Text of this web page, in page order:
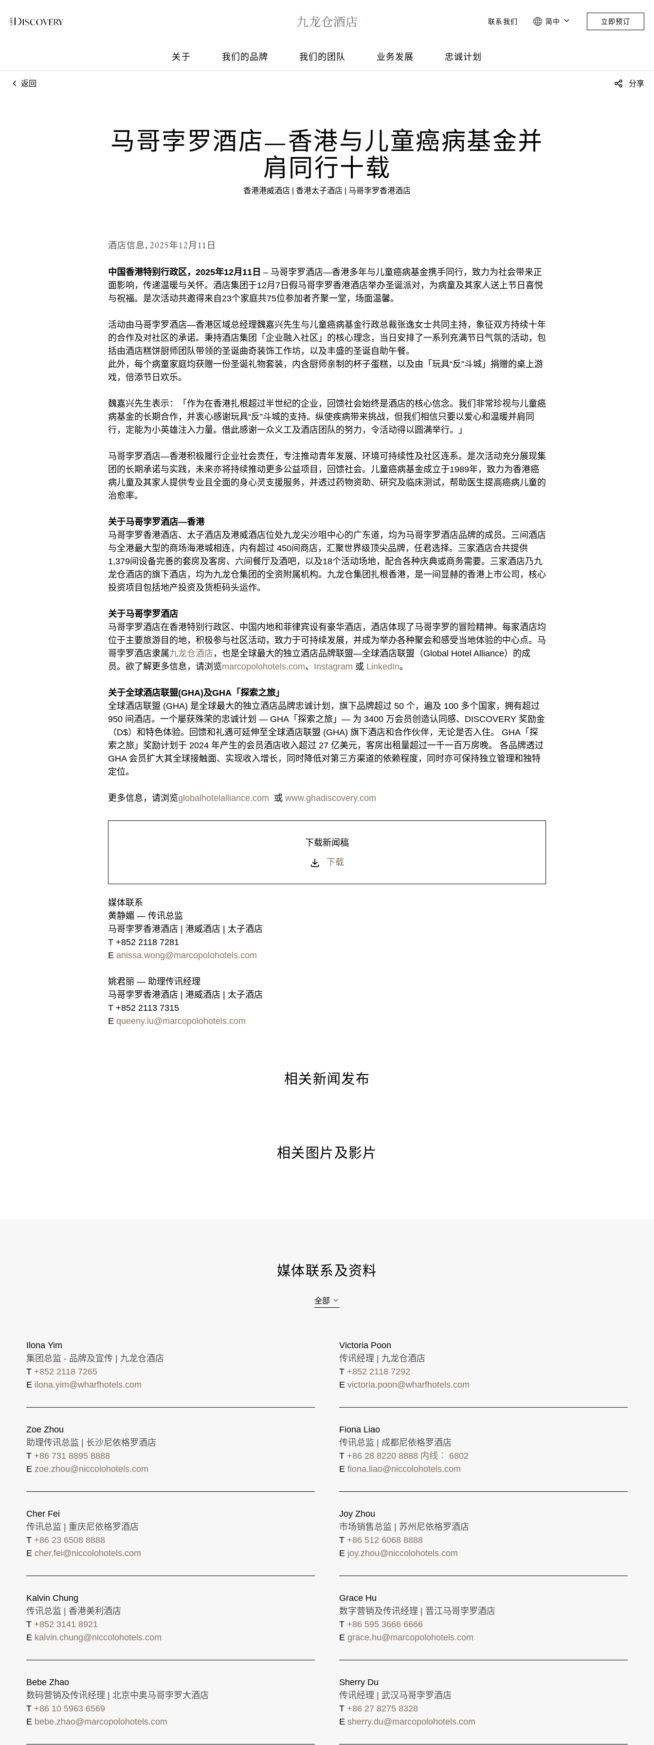
联系我们 简中 立即预订
关于 我们的品牌 我们的团队 业务发展 忠诚计划
返回 分享
马哥孛罗酒店—香港与儿童癌病基金并
肩同行十载
香港港威酒店 | 香港太子酒店 | 马哥孛罗香港酒店
酒店信息,2025年12月11日
中国香港特别行政区，2025年12月11日 – 马哥孛罗酒店—香港多年与儿童癌病基金携手同行，致力为社会带来正
面影响，传递温暖与关怀。酒店集团于12月7日假马哥孛罗香港酒店举办圣诞派对，为病童及其家人送上节日喜悦
与祝福。是次活动共邀得来自23个家庭共75位参加者齐聚一堂，场面温馨。
活动由马哥孛罗酒店—香港区域总经理魏嘉兴先生与儿童癌病基金行政总裁张逸女士共同主持，象征双方持续十年
的合作及对社区的承诺。秉持酒店集团「企业融入社区」的核心理念，当日安排了一系列充满节日气氛的活动，包
括由酒店糕饼厨师团队带领的圣诞曲奇装饰工作坊，以及丰盛的圣诞自助午餐。
此外，每个病童家庭均获赠一份圣诞礼物套装，内含厨师亲制的杯子蛋糕，以及由「玩具“反”斗城」捐赠的桌上游
戏，倍添节日欢乐。
魏嘉兴先生表示：「作为在香港扎根超过半世纪的企业，回馈社会始终是酒店的核心信念。我们非常珍视与儿童癌
病基金的长期合作，并衷心感谢玩具“反”斗城的支持。纵使疾病带来挑战，但我们相信只要以爱心和温暖并肩同
行，定能为小英雄注入力量。借此感谢一众义工及酒店团队的努力，令活动得以圆满举行。」
马哥孛罗酒店—香港积极履行企业社会责任，专注推动青年发展、环境可持续性及社区连系。是次活动充分展现集
团的长期承诺与实践，未来亦将持续推动更多公益项目，回馈社会。儿童癌病基金成立于1989年，致力为香港癌
病儿童及其家人提供专业且全面的身心灵支援服务，并透过药物资助、研究及临床测试，帮助医生提高癌病儿童的
治愈率。
关于马哥孛罗酒店—香港
马哥孛罗香港酒店、太子酒店及港威酒店位处九龙尖沙咀中心的广东道，均为马哥孛罗酒店品牌的成员。三间酒店
与全港最大型的商场海港城相连，内有超过 450间商店，汇聚世界级顶尖品牌，任君选择。三家酒店合共提供
1,379间设备完善的套房及客房、六间餐厅及酒吧，以及18个活动场地，配合各种庆典或商务需要。三家酒店乃九
龙仓酒店的旗下酒店，均为九龙仓集团的全资附属机构。九龙仓集团扎根香港，是一间显赫的香港上巿公司，核心
投资项目包括地产投资及货柜码头运作。
关于马哥孛罗酒店
马哥孛罗酒店在香港特别行政区、中国内地和菲律宾设有豪华酒店，酒店体现了马哥孛罗的冒险精神。每家酒店均
位于主要旅游目的地，积极参与社区活动，致力于可持续发展，并成为举办各种聚会和感受当地体验的中心点。马
哥孛罗酒店隶属九龙仓酒店 ，也是全球最大的独立酒店品牌联盟—全球酒店联盟（Global Hotel Alliance）的成
员。欲了解更多信息，请浏览marcopolohotels.com、 Instagram 或 LinkedIn。
关于全球酒店联盟(GHA)及GHA「探索之旅」
全球酒店联盟 (GHA) 是全球最大的独立酒店品牌忠诚计划，旗下品牌超过 50 个，遍及 100 多个国家，拥有超过
950 间酒店。一个屡获殊荣的忠诚计划 — GHA「探索之旅」— 为 3400 万会员创造认同感、DISCOVERY 奖励金
（D$）和特色体验。回馈和礼遇可延伸至全球酒店联盟 (GHA) 旗下酒店和合作伙伴，无论是否入住。 GHA「探
索之旅」奖励计划于 2024 年产生的会员酒店收入超过 27 亿美元，客房出租量超过一千一百万房晚。 各品牌透过
GHA 会员扩大其全球接触面、实现收入增长，同时降低对第三方渠道的依赖程度，同时亦可保持独立管理和独特
定位。
更多信息，请浏览globalhotelalliance.com 或 www.ghadiscovery.com
下载新闻稿
下载
媒体联系
黄静媚 — 传讯总监
马哥孛罗香港酒店 | 港威酒店 | 太子酒店
T +852 2118 7281
E anissa.wong@marcopolohotels.com
姚君丽 — 助理传讯经理
马哥孛罗香港酒店 | 港威酒店 | 太子酒店
T +852 2113 7315
E queeny.iu@marcopolohotels.com
相关新闻发布
相关图片及影片
媒体联系及资料
全部
Ilona Yim
集团总监 - 品牌及宣传 | 九龙仓酒店
T +852 2118 7265
E ilona.yim@wharfhotels.com
Victoria Poon
传讯经理 | 九龙仓酒店
T +852 2118 7292
E victoria.poon@wharfhotels.com
Zoe Zhou
助理传讯总监 | 长沙尼依格罗酒店
T +86 731 8895 8888
E zoe.zhou@niccolohotels.com
Fiona Liao
传讯总监 | 成都尼依格罗酒店
T +86 28 8220 8888 内线︰ 6802
E fiona.liao@niccolohotels.com
Cher Fei
传讯总监 | 重庆尼依格罗酒店
T +86 23 6508 8888
E cher.fei@niccolohotels.com
Joy Zhou
市场销售总监 | 苏州尼依格罗酒店
T +86 512 6068 8888
E joy.zhou@niccolohotels.com
Kalvin Chung
传讯总监 | 香港美利酒店
T +852 3141 8921
E kalvin.chung@niccolohotels.com
Grace Hu
数字营销及传讯经理 | 晋江马哥孛罗酒店
T +86 595 3666 6666
E grace.hu@marcopolohotels.com
Bebe Zhao
数码营销及传讯经理 | 北京中奥马哥孛罗大酒店
T +86 10 5963 6569
E bebe.zhao@marcopolohotels.com
Sherry Du
传讯经理 | 武汉马哥孛罗酒店
T +86 27 8275 8328
E sherry.du@marcopolohotels.com